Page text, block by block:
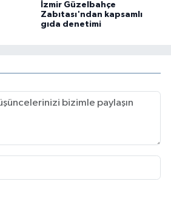
İzmir Güzelbahçe
Zabıtası'ndan kapsamlı
gıda denetimi